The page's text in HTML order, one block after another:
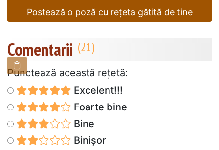
Postează o poză cu rețeta gătită de tine
Comentarii
Punctează această reţetă:
Excelent!!!
Foarte bine
Bine
Binișor